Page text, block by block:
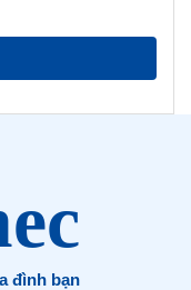
đình bạn